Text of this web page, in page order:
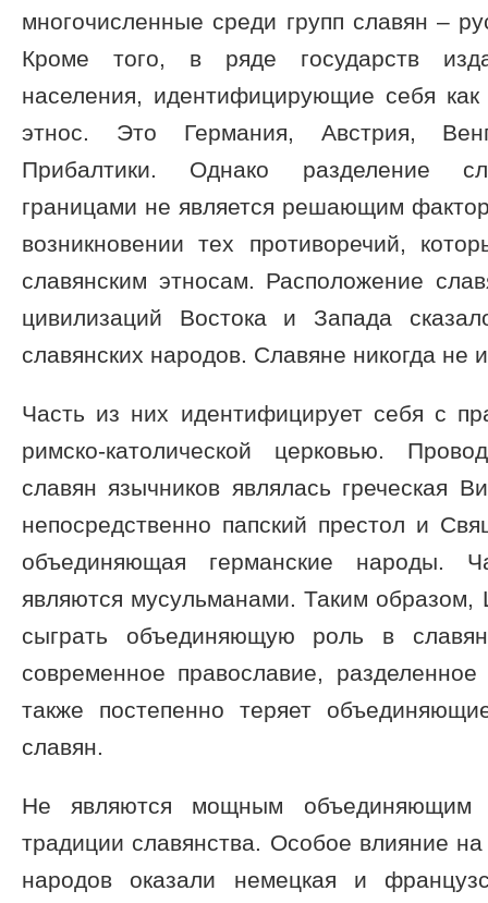
многочисленные среди групп славян –
Кроме того, в ряде государств
населения, идентифицирующие себя
этнос. Это Германия, Австрия,
Прибалтики. Однако разделение
границами не является решающим
возникновении тех противоречий,
славянским этносам. Расположение
цивилизаций Востока и Запада
славянских народов. Славяне никогда не
Часть из них идентифицирует себя с
римско-католической церковью.
славян язычников являлась греческая
непосредственно папский престол и
объединяющая германские народы.
являются мусульманами. Таким образом,
сыграть объединяющую роль в
современное православие,
также постепенно теряет
славян.
Не являются мощным объединяющим
традиции славянства. Особое влияние
народов оказали немецкая и